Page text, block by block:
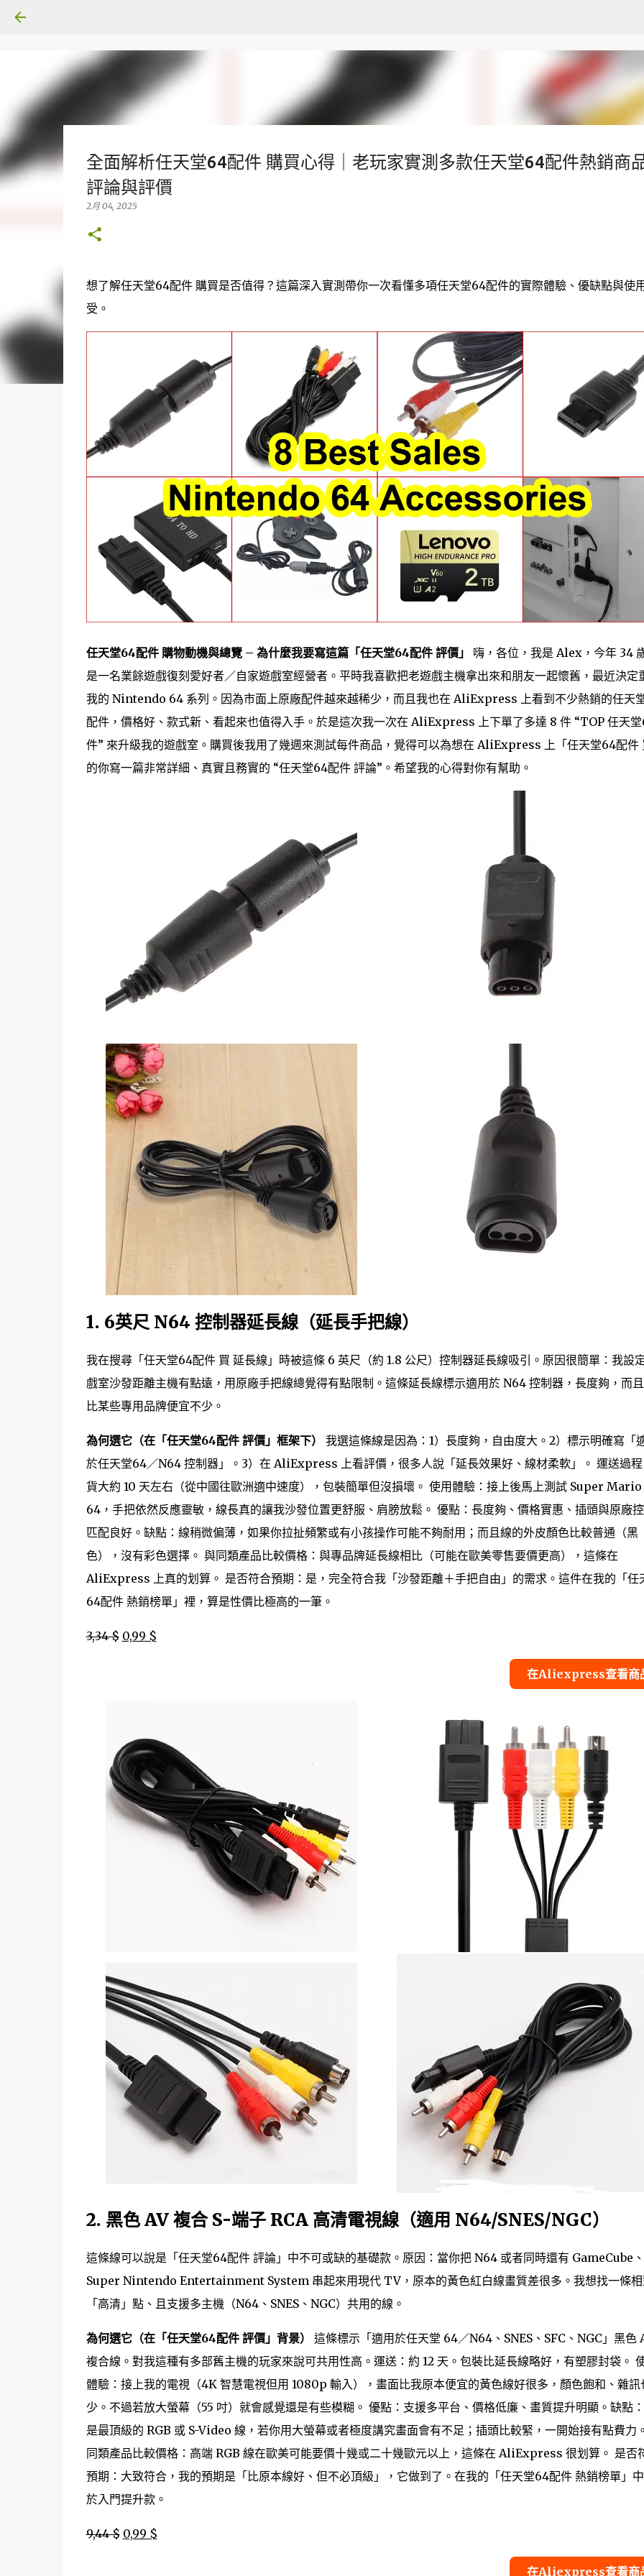
全面解析任天堂64配件 購買心得｜老玩家實測多款任天堂64配件熱銷商
評論與評價
2月 04, 2025
想了解任天堂64配件 購買是否值得？這篇深入實測帶你一次看懂多項任天堂64配件的實際體驗、優缺點與使
受。
任天堂64配件 購物動機與總覽 – 為什麼我要寫這篇「任天堂64配件 評價」
嗨，各位，我是 Alex，今年 34
是一名業餘遊戲復刻愛好者／自家遊戲室經營者。平時我喜歡把老遊戲主機拿出來和朋友一起懷舊，最近決定
我的 Nintendo 64 系列。因為市面上原廠配件越來越稀少，而且我也在 AliExpress 上看到不少熱銷的任天
配件，價格好、款式新、看起來也值得入手。於是這次我一次在 AliExpress 上下單了多達 8 件 “TOP 任天
件” 來升級我的遊戲室。購買後我用了幾週來測試每件商品，覺得可以為想在 AliExpress 上「任天堂64配件
的你寫一篇非常詳細、真實且務實的 “任天堂64配件 評論”。希望我的心得對你有幫助。
1. 6英尺 N64 控制器延長線（延長手把線）
我在搜尋「任天堂64配件 買 延長線」時被這條 6 英尺（約 1.8 公尺）控制器延長線吸引。原因很簡單：我設
戲室沙發距離主機有點遠，用原廠手把線總覺得有點限制。這條延長線標示適用於 N64 控制器，長度夠，而
比某些專用品牌便宜不少。
為何選它（在「任天堂64配件 評價」框架下）
我選這條線是因為：1）長度夠，自由度大。2）標示明確寫「
於任天堂64／N64 控制器」。3）在 AliExpress 上看評價，很多人說「延長效果好、線材柔軟」。 運送過
貨大約 10 天左右（從中國往歐洲適中速度），包裝簡單但沒損壞。 使用體驗：接上後馬上測試 Super Mario
64，手把依然反應靈敏，線長真的讓我沙發位置更舒服、肩膀放鬆。 優點：長度夠、價格實惠、插頭與原廠
匹配良好。缺點：線稍微偏薄，如果你拉扯頻繁或有小孩操作可能不夠耐用；而且線的外皮顏色比較普通（黑
色），沒有彩色選擇。 與同類產品比較價格：與專品牌延長線相比（可能在歐美零售要價更高），這條在
AliExpress 上真的划算。 是否符合預期：是，完全符合我「沙發距離＋手把自由」的需求。這件在我的「任
64配件 熱銷榜單」裡，算是性價比極高的一筆。
3,34 $ 0,99 $
在Aliexpress查看商
2. 黑色 AV 複合 S-端子 RCA 高清電視線（適用 N64/SNES/NGC）
這條線可以說是「任天堂64配件 評論」中不可或缺的基礎款。原因：當你把 N64 或者同時還有 GameCube、
Super Nintendo Entertainment System 串起來用現代 TV，原本的黃色紅白線畫質差很多。我想找一條
「高清」點、且支援多主機（N64、SNES、NGC）共用的線。
為何選它（在「任天堂64配件 評價」背景）
這條標示「適用於任天堂 64／N64、SNES、SFC、NGC」黑色
複合線。對我這種有多部舊主機的玩家來說可共用性高。運送：約 12 天。包裝比延長線略好，有塑膠封袋。
體驗：接上我的電視（4K 智慧電視但用 1080p 輸入），畫面比我原本便宜的黃色線好很多，顏色飽和、雜訊
少。不過若放大螢幕（55 吋）就會感覺還是有些模糊。 優點：支援多平台、價格低廉、畫質提升明顯。缺點
是最頂級的 RGB 或 S-Video 線，若你用大螢幕或者極度講究畫面會有不足；插頭比較緊，一開始接有點費力
同類產品比較價格：高端 RGB 線在歐美可能要價十幾或二十幾歐元以上，這條在 AliExpress 很划算。 是否
預期：大致符合，我的預期是「比原本線好、但不必頂級」，它做到了。在我的「任天堂64配件 熱銷榜單」
於入門提升款。
9,44 $ 0,99 $
在Aliexpress查看商